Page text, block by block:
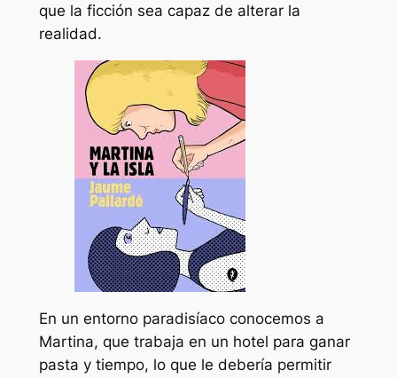
que la ficción sea capaz de alterar la
realidad.
En un entorno paradisíaco conocemos a
Martina, que trabaja en un hotel para ganar
pasta y tiempo, lo que le debería permitir